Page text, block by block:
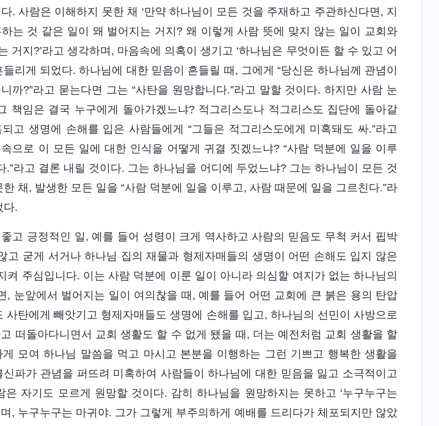
. 사람은 이해하지 못한 채 ‘만약 하나님이 모든 것을 주재하고 주관하신다면, 지
는 것 같은 일이 왜 벌어지는 거지? 왜 이렇게 사람 뜻에 맞지 않는 일이 교회와
거지?’라고 생각하며, 마음속에 의혹이 생기고 ‘하나님은 무엇이든 할 수 있고 어
리게 되었다. 하나님에 대한 믿음이 흔들릴 때, 그에게 “당신은 하나님께 관념이
까?”라고 묻는다면 그는 “사탄을 원망합니다.”라고 말할 것이다. 하지만 사람 눈
책임은 결국 누구에게 돌아가겠느냐? 적그리스도나 적그리스도 집단에 돌아갈
고 생명에 손해를 입은 사람들에게 “그들은 적그리스도에게 미혹돼도 싸.”라고
으로 이 모든 일에 대한 인식을 어떻게 귀결 짓겠느냐? “사람 덕분에 일을 이루
.”라고 결론 내릴 것이다. 그는 하나님을 어디에 두었느냐? 그는 하나님이 모든 것
채, 발생한 모든 일을 “사람 덕분에 일을 이루고, 사람 때문에 일을 그르친다.”라
다.
고 긍정적인 일, 예를 들어 성령이 크게 역사하고 사람의 믿음도 무척 커서 핍박
고 굳게 서거나 하나님 집의 재물과 형제자매들의 생명이 어떤 손해도 입지 않은
켜 주심입니다. 이는 사람 덕분에 이룬 일이 아니라 의심할 여지가 없는 하나님의
, 눈앞에서 벌어지는 일이 여의찮을 때, 예를 들어 어떤 교회에 큰 붉은 용의 탄압
사탄에게 빼앗기고 형제자매들도 생명에 손해를 입고, 하나님의 선민이 사방으로
떠돌아다니면서 교회 생활도 할 수 없게 됐을 때, 더는 예전처럼 교회 생활을 할
모여 하나님 말씀을 먹고 마시고 본분을 이행하는 그런 기쁘고 행복한 생활을
파가 관념을 퍼뜨려 미혹하여 사람들이 하나님에 대한 믿음을 잃고 소극적이고
자기도 모르게 원망할 것이다. 감히 하나님을 원망하지는 못하고 ‘누구누구는
, 누구누구는 마귀야. 그가 그렇게 부주의하게 예배를 드리다가 체포되지만 않았